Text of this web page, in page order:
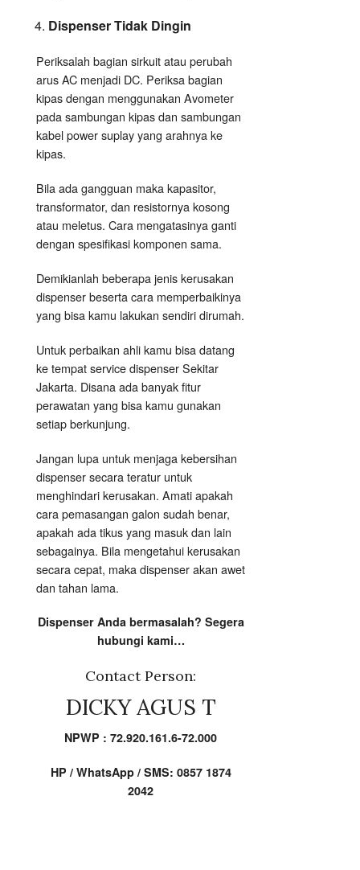
Dispenser Tidak Dingin
Periksalah bagian sirkuit atau perubah
arus AC menjadi DC. Periksa bagian
kipas dengan menggunakan Avometer
pada sambungan kipas dan sambungan
kabel power suplay yang arahnya ke
kipas.
Bila ada gangguan maka kapasitor,
transformator, dan resistornya kosong
atau meletus. Cara mengatasinya ganti
dengan spesifikasi komponen sama.
Demikianlah beberapa jenis kerusakan
dispenser beserta cara memperbaikinya
yang bisa kamu lakukan sendiri dirumah.
Untuk perbaikan ahli kamu bisa datang
ke tempat service dispenser Sekitar
Jakarta. Disana ada banyak fitur
perawatan yang bisa kamu gunakan
setiap berkunjung.
Jangan lupa untuk menjaga kebersihan
dispenser secara teratur untuk
menghindari kerusakan. Amati apakah
cara pemasangan galon sudah benar,
apakah ada tikus yang masuk dan lain
sebagainya. Bila mengetahui kerusakan
secara cepat, maka dispenser akan awet
dan tahan lama.
Dispenser Anda bermasalah? Segera
hubungi kami…
Contact Person:
DICKY AGUS T
NPWP : 72.920.161.6-72.000
HP / WhatsApp / SMS: 0857 1874
2042